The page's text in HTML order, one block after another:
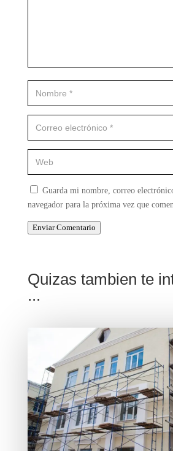
Guarda mi nombre, correo
navegador para la próxima vez que
Enviar Comentario
Quizas tambien te
...